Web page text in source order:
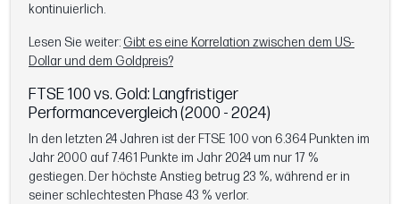
kontinuierlich.
Lesen Sie weiter: Gibt es eine Korrelation zwischen dem US-
Dollar und dem Goldpreis?
FTSE 100 vs. Gold: Langfristiger
Performancevergleich (2000 - 2024)
In den letzten 24 Jahren ist der FTSE 100 von 6.364 Punkten im
Jahr 2000 auf 7.461 Punkte im Jahr 2024 um nur 17 %
gestiegen. Der höchste Anstieg betrug 23 %, während er in
seiner schlechtesten Phase 43 % verlor.